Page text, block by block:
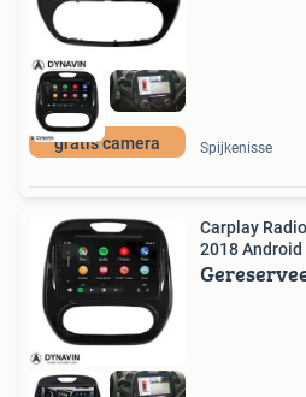
gratis camera Spijkenisse
Carplay
2018 Android